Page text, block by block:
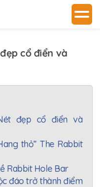
cổ điển và
đẹp cổ điển và
thỏ” The Rabbit
Rabbit Hole Bar
đáo trở thành điểm